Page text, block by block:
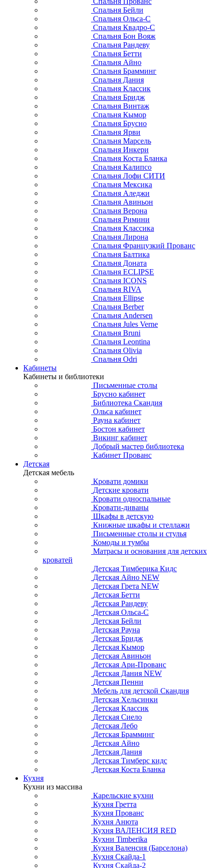
Спальня Бейли
Спальня Ольса-С
Спальня Квадро-С
Спальня Бон Вояж
Спальня Рандеву
Спальня Бетти
Спальня Айно
Спальня Брамминг
Спальня Дания
Спальня Классик
Спальня Бридж
Спальня Винтаж
Спальня Кымор
Спальня Брусно
Спальня Ярви
Спальня Марсель
Спальня Инкери
Спальня Коста Бланка
Спальня Калипсо
Спальня Лофи СИТИ
Спальня Мексика
Спальня Аледжи
Спальня Авиньон
Спальня Верона
Спальня Римини
Спальня Классика
Спальня Лирона
Спальня Французкий Прованс
Спальня Балтика
Спальня Доната
Спальня ECLIPSE
Спальня ICONS
Спальня RIVA
Спальня Ellipse
Спальня Berber
Спальня Andersen
Спальня Jules Verne
Спальня Bruni
Спальня Leontina
Спальня Olivia
Спальня Odri
Кабинеты
Кабинеты и библиотеки
Письменные столы
Брусно кабинет
Библиотека Скандия
Ольса кабинет
Рауна кабинет
Бостон кабинет
Викинг кабинет
Добрый мастер библиотека
Кабинет Прованс
Детская
Детская мебель
Кровати домики
Детские кровати
Кровати односпальные
Кровати-диваны
Шкафы в детскую
Книжные шкафы и стеллажи
Письменные столы и стулья
Комоды и тумбы
Матрасы и основания для детских
кроватей
Детская Тимберика Кидс
Детская Айно NEW
Детская Грета NEW
Детская Бетти
Детская Рандеву
Детская Ольса-С
Детская Бейли
Детская Рауна
Детская Бридж
Детская Кымор
Детская Авиньон
Детская Ари-Прованс
Детская Дания NEW
Детская Пенни
Мебель для детской Скандия
Детская Хельсинки
Детская Классик
Детская Сиело
Детская Лебо
Детская Брамминг
Детская Айно
Детская Дания
Детская Тимберс кидс
Детская Коста Бланка
Кухня
Кухни из массива
Карельские кухни
Кухня Гретта
Кухня Прованс
Кухня Анюта
Кухня ВАЛЕНСИЯ RED
Кухни Timberika
Кухня Валенсия (Барселона)
Кухня Скайда-1
Кухня Скайда-2